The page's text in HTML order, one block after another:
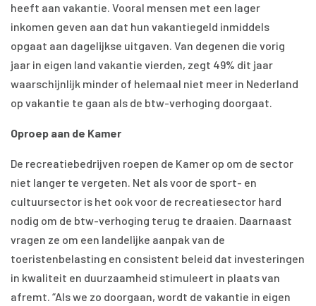
heeft aan vakantie. Vooral mensen met een lager
inkomen geven aan dat hun vakantiegeld inmiddels
opgaat aan dagelijkse uitgaven. Van degenen die vorig
jaar in eigen land vakantie vierden, zegt 49% dit jaar
waarschijnlijk minder of helemaal niet meer in Nederland
op vakantie te gaan als de btw-verhoging doorgaat.
Oproep aan de Kamer
De recreatiebedrijven roepen de Kamer op om de sector
niet langer te vergeten. Net als voor de sport- en
cultuursector is het ook voor de recreatiesector hard
nodig om de btw-verhoging terug te draaien. Daarnaast
vragen ze om een landelijke aanpak van de
toeristenbelasting en consistent beleid dat investeringen
in kwaliteit en duurzaamheid stimuleert in plaats van
afremt. “Als we zo doorgaan, wordt de vakantie in eigen